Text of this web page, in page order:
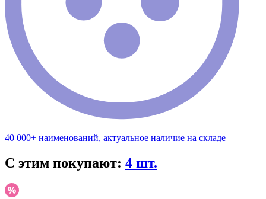
40 000+ наименований, актуальное наличие на складе
С этим покупают: 4 шт.